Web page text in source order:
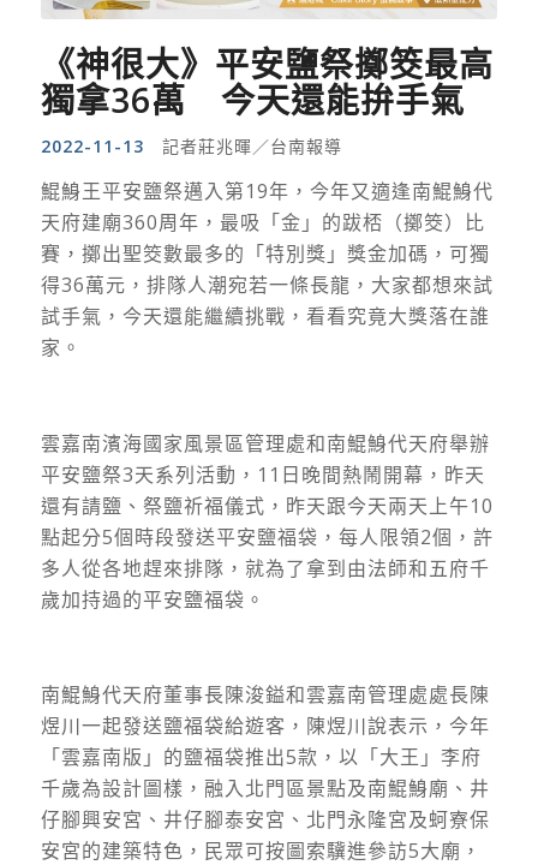
《神很大》平安鹽祭擲筊最高
獨拿36萬 今天還能拚手氣
2022-11-13 記者莊兆暉／台南報導
鯤鯓王平安鹽祭邁入第19年，今年又適逢南鯤鯓代
天府建廟360周年，最吸「金」的跋桮（擲筊）比
賽，擲出聖筊數最多的「特別獎」獎金加碼，可獨
得36萬元，排隊人潮宛若一條長龍，大家都想來試
試手氣，今天還能繼續挑戰，看看究竟大獎落在誰
家。
雲嘉南濱海國家風景區管理處和南鯤鯓代天府舉辦
平安鹽祭3天系列活動，11日晚間熱鬧開幕，昨天
還有請鹽、祭鹽祈福儀式，昨天跟今天兩天上午10
點起分5個時段發送平安鹽福袋，每人限領2個，許
多人從各地趕來排隊，就為了拿到由法師和五府千
歲加持過的平安鹽福袋。
南鯤鯓代天府董事長陳浚鎰和雲嘉南管理處處長陳
煜川一起發送鹽福袋給遊客，陳煜川說表示，今年
「雲嘉南版」的鹽福袋推出5款，以「大王」李府
千歲為設計圖樣，融入北門區景點及南鯤鯓廟、井
仔腳興安宮、井仔腳泰安宮、北門永隆宮及蚵寮保
安宮的建築特色，民眾可按圖索驥進參訪5大廟，